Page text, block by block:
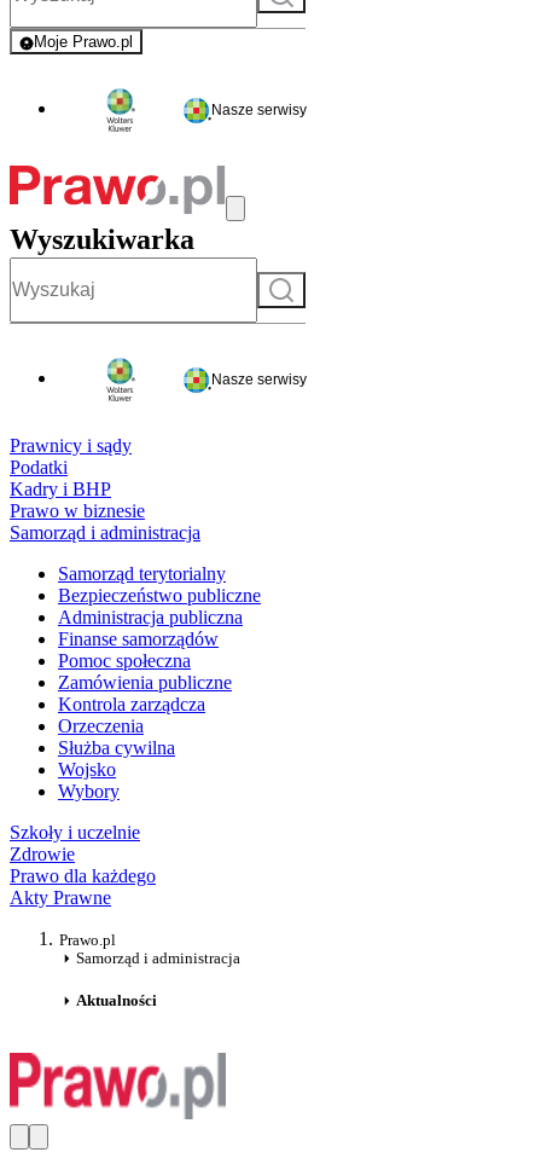
Moje Prawo.pl
- rejestracja i logowanie do serwisu
Nasze serwisy
Wyszukiwarka
Szukaj
Nasze serwisy
Prawnicy i sądy
Podatki
Kadry i BHP
Prawo w biznesie
Samorząd i administracja
Samorząd terytorialny
Bezpieczeństwo publiczne
Administracja publiczna
Finanse samorządów
Pomoc społeczna
Zamówienia publiczne
Kontrola zarządcza
Orzeczenia
Służba cywilna
Wojsko
Wybory
Szkoły i uczelnie
Zdrowie
Prawo dla każdego
Akty Prawne
Prawo.pl
Samorząd i administracja
Aktualności